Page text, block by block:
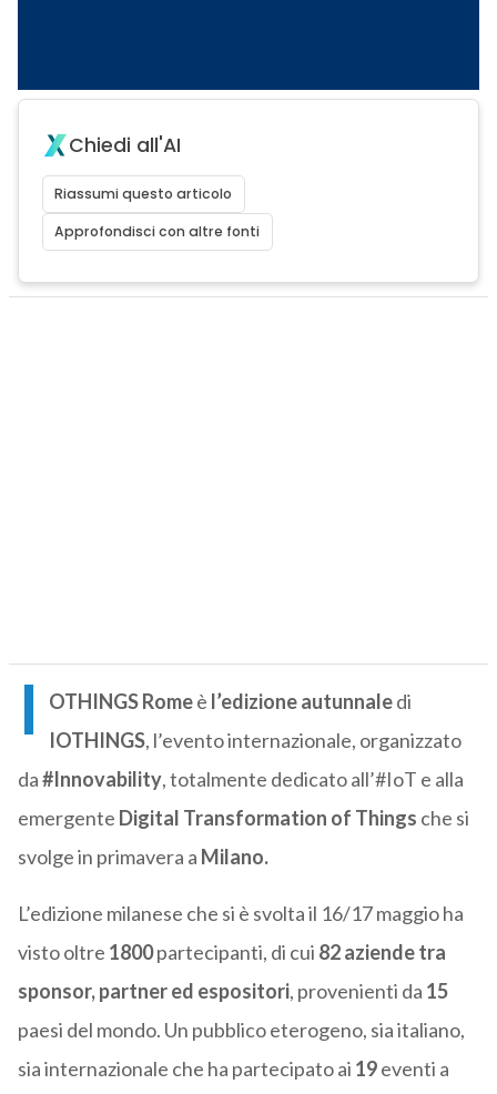
Chiedi all'AI
Riassumi questo articolo
Approfondisci con altre fonti
I OTHINGS Romeè l’edizione autunnaledi
IOTHINGS, l’evento internazionale, organizzato
da#Innovability, totalmente dedicato all’#IoT e alla
emergente Digital Transformation of Things che si
svolge in primavera a Milano.
L’edizione milanese che si è svolta il 16/17 maggio ha
visto oltre 1800partecipanti, di cui 82aziende tra
sponsor, partner ed espositori, provenienti da 15
paesi del mondo. Un pubblico eterogeno, sia italiano,
sia internazionale che ha partecipato ai 19eventi a